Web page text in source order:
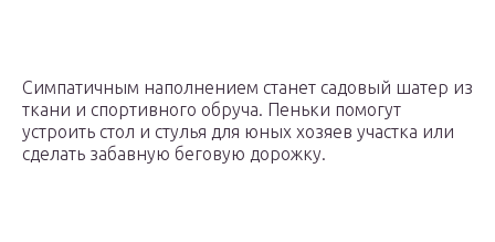
Симпатичным наполнением станет садовый шатер из
ткани и спортивного обруча. Пеньки помогут
устроить стол и стулья для юных хозяев участка или
сделать забавную беговую дорожку.